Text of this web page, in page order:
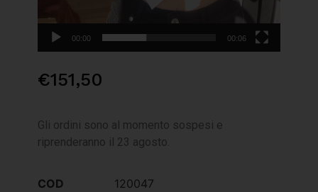
00:00 00:06
€151,50
Gli ordini sono al momento sospesi e
riprenderanno il 23 agosto.
COD 120047